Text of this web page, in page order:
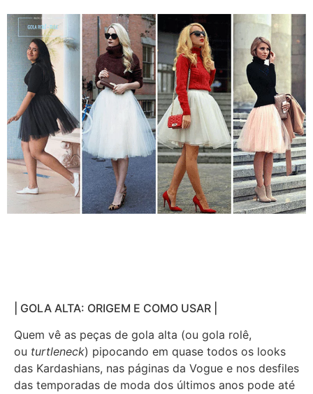
| GOLA ALTA: ORIGEM E COMO USAR |
Quem vê as peças de gola alta (ou gola rolê,
ou turtleneck) pipocando em quase todos os looks
das Kardashians, nas páginas da Vogue e nos desfiles
das temporadas de moda dos últimos anos pode até